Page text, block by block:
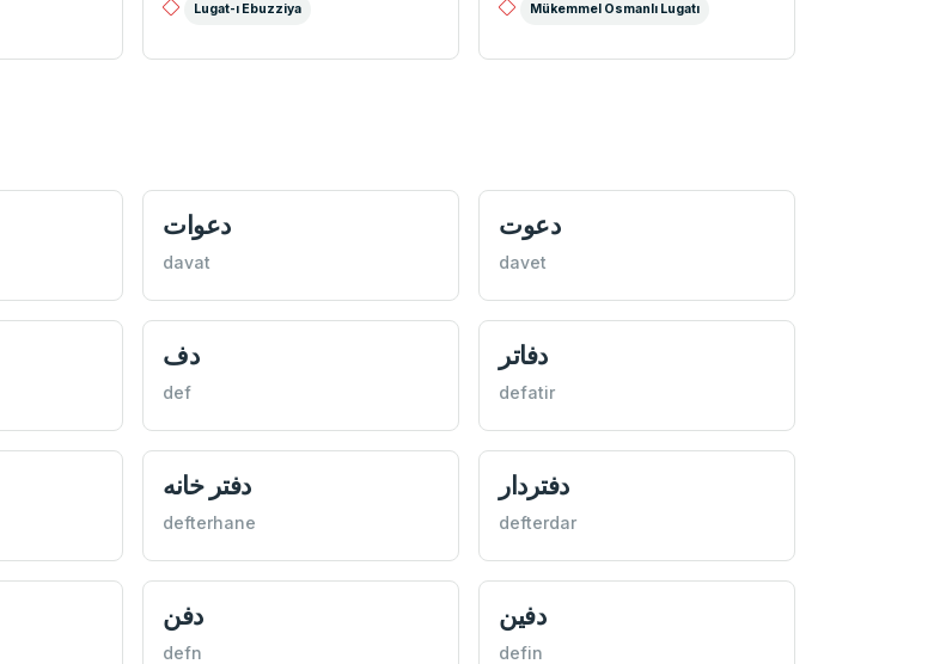
Lugat-ı Ebuzziya Mükemmel Osmanlı Lugatı
دعوات
davat
دعوت
davet
دف
def
دفاتر
defatir
دفتر خانه
defterhane
دفتردار
defterdar
دفن
defn
دفين
defin